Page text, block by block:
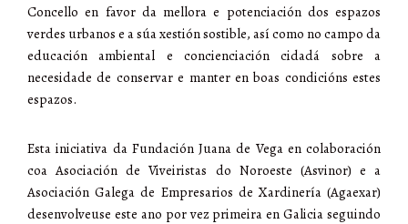
Concello en favor da mellora e potenciación dos espazos
verdes urbanos e a súa xestión sostible, así como no campo da
educación ambiental e concienciación cidadá sobre a
necesidade de conservar e manter en boas condicións estes
espazos.
Esta iniciativa da Fundación Juana de Vega en colaboración
coa Asociación de Viveiristas do Noroeste (Asvinor) e a
Asociación Galega de Empresarios de Xardinería (Agaexar)
desenvolveuse este ano por vez primeira en Galicia seguindo